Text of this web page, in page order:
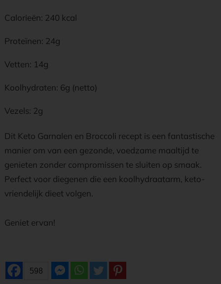
Calorieën: 240 kcal
Proteïnen: 24g
Vetten: 14g
Koolhydraten: 6g (netto)
Vezels: 2g
Dit Keto Garnalen en Broccoli recept is een fantastische
manier om van een gezonde, voedzame maaltijd te
genieten zonder compromissen te sluiten op smaak.
Perfect voor diegenen die een koolhydraatarm, keto-
vriendelijk dieet volgen.
Geniet ervan!
598